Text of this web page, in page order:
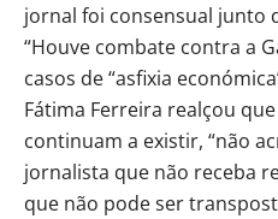
jornal foi consensual junto
“Houve combate contra a
casos de “asfixia
Fátima Ferreira realçou
continuam a existir, “não
jornalista que não receba
que não pode ser